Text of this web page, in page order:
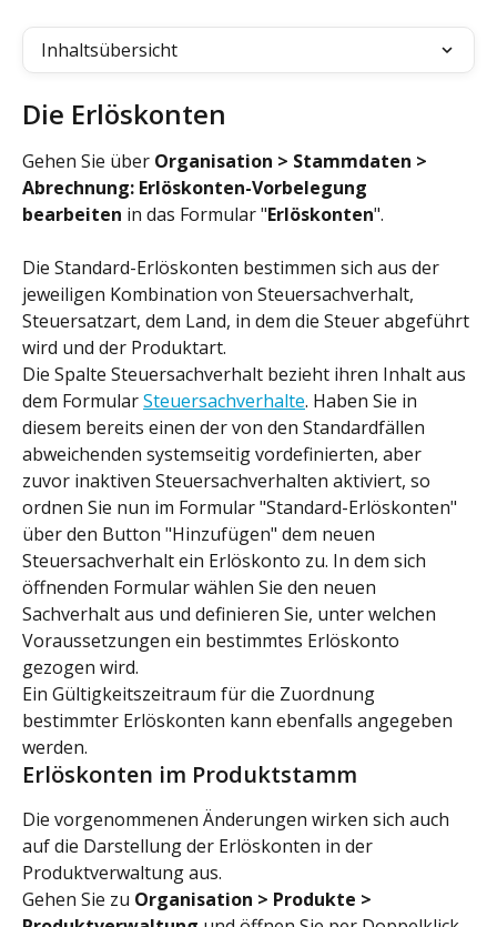
Inhaltsübersicht
Die Erlöskonten
Gehen Sie über Organisation > Stammdaten >
Abrechnung: Erlöskonten-Vorbelegung
bearbeiten in das Formular "Erlöskonten".
Die Standard-Erlöskonten bestimmen sich aus der
jeweiligen Kombination von Steuersachverhalt,
Steuersatzart, dem Land, in dem die Steuer abgeführt
wird und der Produktart.
Die Spalte Steuersachverhalt bezieht ihren Inhalt aus
dem Formular Steuersachverhalte. Haben Sie in
diesem bereits einen der von den Standardfällen
abweichenden systemseitig vordefinierten, aber
zuvor inaktiven Steuersachverhalten aktiviert, so
ordnen Sie nun im Formular "Standard-Erlöskonten"
über den Button "Hinzufügen" dem neuen
Steuersachverhalt ein Erlöskonto zu. In dem sich
öffnenden Formular wählen Sie den neuen
Sachverhalt aus und definieren Sie, unter welchen
Voraussetzungen ein bestimmtes Erlöskonto
gezogen wird.
Ein Gültigkeitszeitraum für die Zuordnung
bestimmter Erlöskonten kann ebenfalls angegeben
werden.
Erlöskonten im Produktstamm
Die vorgenommenen Änderungen wirken sich auch
auf die Darstellung der Erlöskonten in der
Produktverwaltung aus.
Gehen Sie zu Organisation > Produkte >